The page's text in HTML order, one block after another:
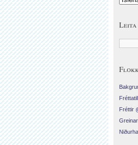
Leita
Fréttir
Greinar